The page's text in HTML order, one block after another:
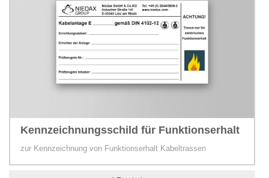
Kennzeichnungsschild für Funktionserhalt
zur Kennzeichnung von Funktionserhalt Kabeltrassen